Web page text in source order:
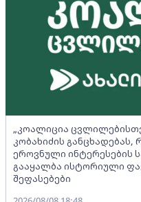
„კოალიცია
კობახიძის
ეროვნული ინტერესების
გააყალბა ისტორიული
შეფასებები